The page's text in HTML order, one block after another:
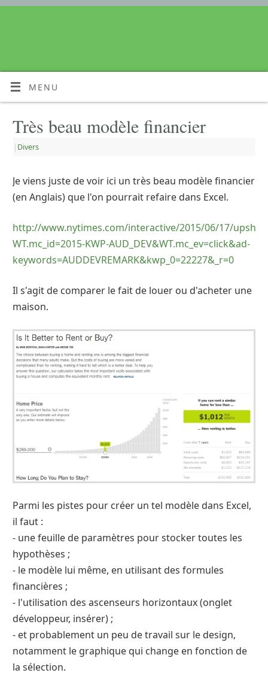
MENU
Très beau modèle financier
| Divers
Je viens juste de voir ici un très beau modèle financier
(en Anglais) que l'on pourrait refaire dans Excel.
http://www.nytimes.com/interactive/2015/06/17/
WT.mc_id=2015-KWP-AUD_DEV&WT.mc_ev=click&ad-
keywords=AUDDEVREMARK&kwp_0=22227&_r=0
Il s'agit de comparer le fait de louer ou d'acheter une
maison.
Parmi les pistes pour créer un tel modèle dans Excel,
il faut :
- une feuille de paramètres pour stocker toutes les
hypothèses ;
- le modèle lui même, en utilisant des formules
financières ;
- l'utilisation des ascenseurs horizontaux (onglet
développeur, insérer) ;
- et probablement un peu de travail sur le design,
notamment le graphique qui change en fonction de
la sélection.